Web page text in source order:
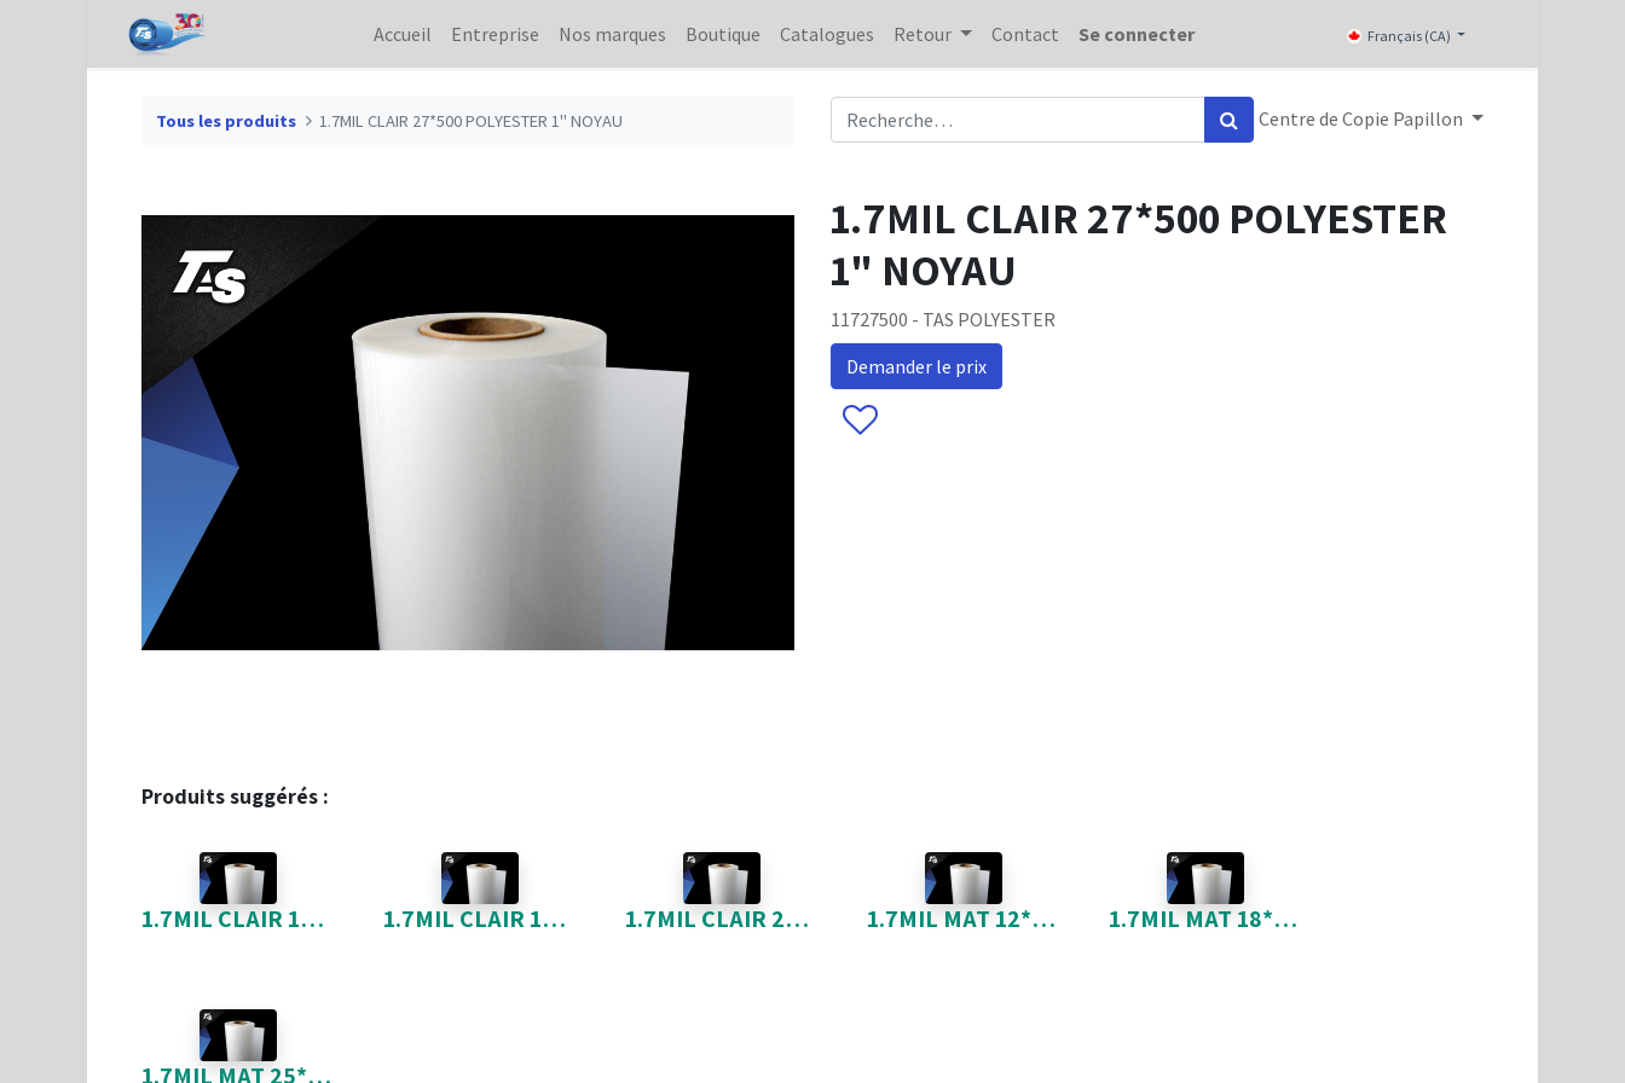
Accueil Entreprise Nos marques Boutique Catalogues Retour Contact Se connecter Français (CA)
Tous les produits 1.7MIL CLAIR 27*500 POLYESTER 1" NOYAU Centre de Copie Papillon
1.7MIL CLAIR 27*500 POLYESTER
1" NOYAU
11727500 - TAS POLYESTER
Demander le prix
Produits suggérés :
1.7MIL CLAIR 12*500 POLYESTER 1" NOYAU 1.7MIL CLAIR 18*500 POLYESTER 1" NOYAU 1.7MIL CLAIR 25*500 POLYESTER 1" NOYAU 1.7MIL MAT 12*500 POLYESTER 1" NOYAU 1.7MIL MAT 18*500 POLYESTER 1" NOYAU
1.7MIL MAT 25*500 POLYESTER 1" NOYAU